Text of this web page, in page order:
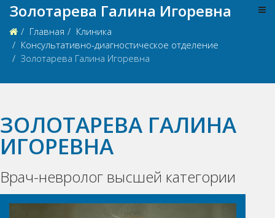
Золотарева Галина Игоревна
Главная
Клиника
Консультативно-диагностическое отделение
Золотарева Галина Игоревна
ЗОЛОТАРЕВА ГАЛИНА
ИГОРЕВНА
Врач-невролог высшей категории